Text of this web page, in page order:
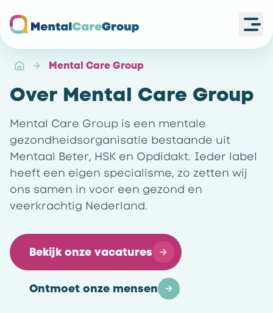
Mental Care Group
Over Mental Care Group
Mental Care Group is een mentale
gezondheidsorganisatie bestaande uit
Mentaal Beter, HSK en Opdidakt. Ieder label
heeft een eigen specialisme, zo zetten wij
ons samen in voor een gezond en
veerkrachtig Nederland.
Bekijk onze vacatures
Ontmoet onze mensen